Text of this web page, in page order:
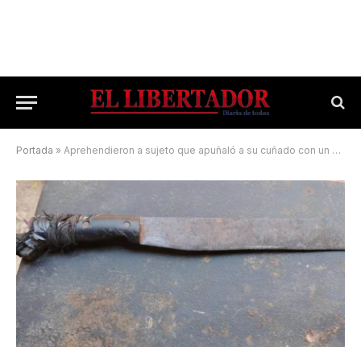
Portada » Aprehendieron a sujeto que apuñaló a su cuñado con un machete